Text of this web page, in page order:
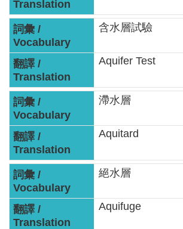
網
站
導
覽
回
首
頁
意
見
信
箱
常
含水層試驗
Aquifer Test
滯水層
Aquitard
絕水層
Aquifuge